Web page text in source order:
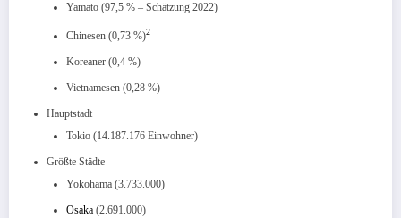
Yamato (97,5 % – Schätzung 2022)
Chinesen (0,73 %)2
Koreaner (0,4 %)
Vietnamesen (0,28 %)
Hauptstadt
Tokio (14.187.176 Einwohner)
Größte Städte
Yokohama (3.733.000)
Osaka (2.691.000)